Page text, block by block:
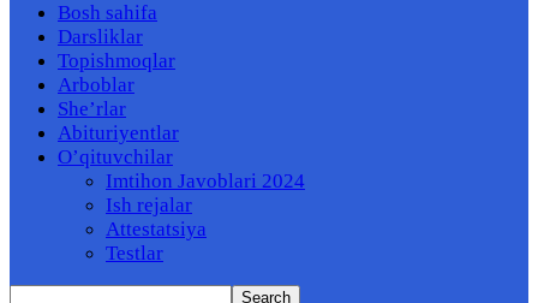
Bosh sahifa
Darsliklar
Topishmoqlar
Arboblar
She’rlar
Abituriyentlar
O’qituvchilar
Imtihon Javoblari 2024
Ish rejalar
Attestatsiya
Testlar